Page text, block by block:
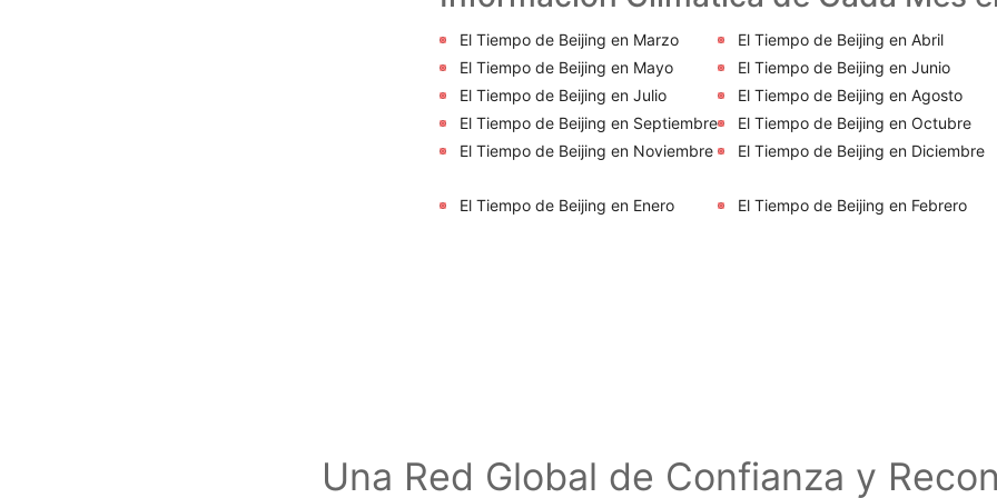
El Tiempo de Beijing en Marzo
El Tiempo de Beijing en Abril
El Tiempo de Beijing en Mayo
El Tiempo de Beijing en Junio
El Tiempo de Beijing en Julio
El Tiempo de Beijing en Agosto
El Tiempo de Beijing en Septiembre
El Tiempo de Beijing en Octubre
El Tiempo de Beijing en Noviembre
El Tiempo de Beijing en Diciembre
El Tiempo de Beijing en Enero El Tiempo de Beijing en Febrero
Una Red Global de Confianza y